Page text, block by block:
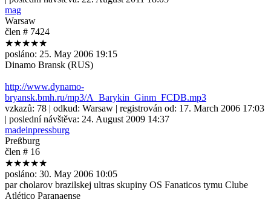
mag
Warsaw
člen # 7424
★★★★★
posláno: 25. May 2006 19:15
Dinamo Bransk (RUS)
http://www.dynamo-
bryansk.bmh.ru/mp3/A_Barykin_Ginm_FCDB.mp3
vzkazů: 78 | odkud: Warsaw | registrován od: 17. March 2006 17:03
| poslední návštěva: 24. August 2009 14:37
madeinpressburg
Preßburg
člen # 16
★★★★★
posláno: 30. May 2006 10:05
par cholarov brazilskej ultras skupiny OS Fanaticos tymu Clube
Atlético Paranaense